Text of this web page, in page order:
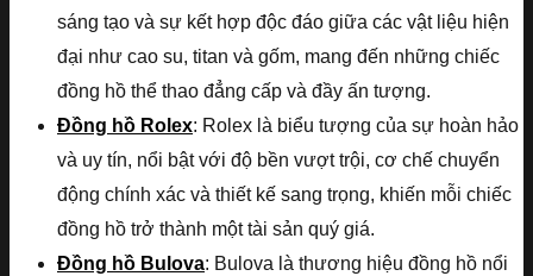
sáng tạo và sự kết hợp độc đáo giữa các vật liệu hiện
đại như cao su, titan và gốm, mang đến những chiếc
đồng hồ thể thao đẳng cấp và đầy ấn tượng.
Đồng hồ Rolex: Rolex là biểu tượng của sự hoàn hảo
và uy tín, nổi bật với độ bền vượt trội, cơ chế chuyển
động chính xác và thiết kế sang trọng, khiến mỗi chiếc
đồng hồ trở thành một tài sản quý giá.
Đồng hồ Bulova: Bulova là thương hiệu đồng hồ nổi